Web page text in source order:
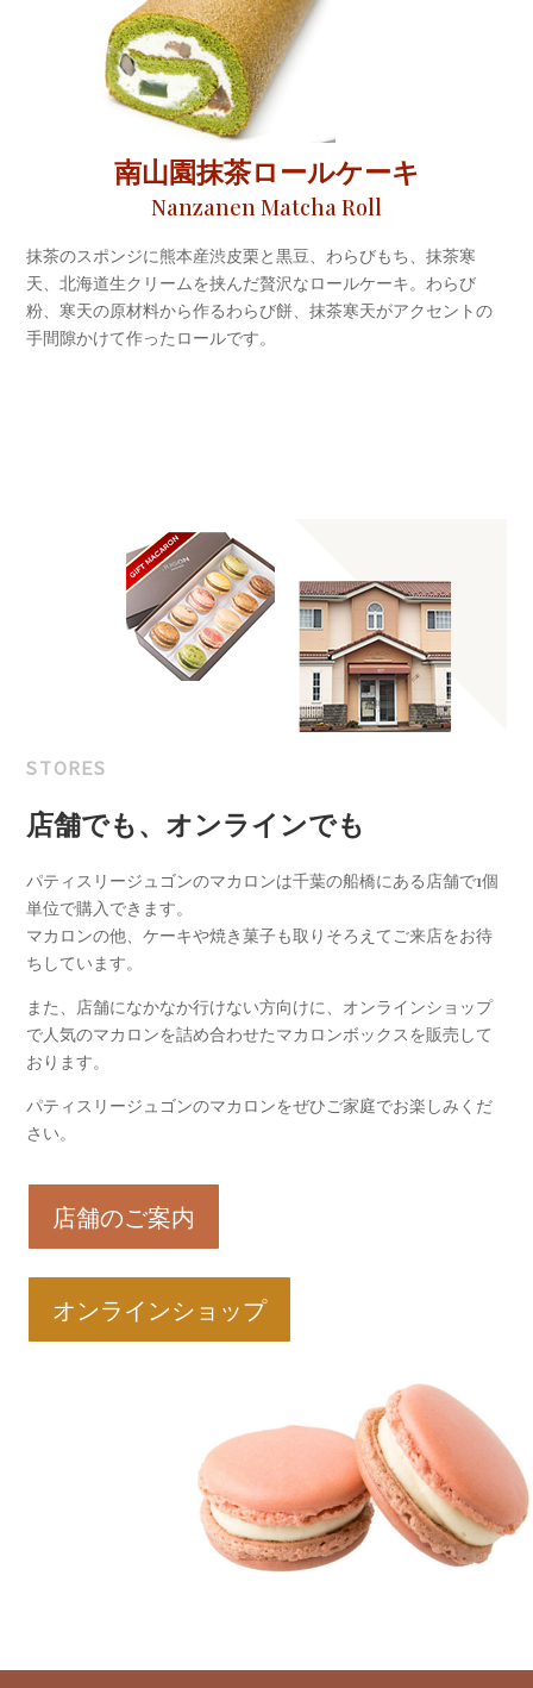
南山園抹茶ロールケーキ
Nanzanen Matcha Roll
抹茶のスポンジに熊本産渋皮栗と黒豆、わらびもち、抹茶寒
天、北海道生クリームを挟んだ贅沢なロールケーキ。わらび
粉、寒天の原材料から作るわらび餅、抹茶寒天がアクセントの
手間隙かけて作ったロールです。
STORES
店舗でも、オンラインでも
パティスリージュゴンのマカロンは千葉の船橋にある店舗で1個
単位で購入できます。
マカロンの他、ケーキや焼き菓子も取りそろえてご来店をお待
ちしています。
また、店舗になかなか行けない方向けに、オンラインショップ
で人気のマカロンを詰め合わせたマカロンボックスを販売して
おります。
パティスリージュゴンのマカロンをぜひご家庭でお楽しみくだ
さい。
店舗のご案内
オンラインショップ